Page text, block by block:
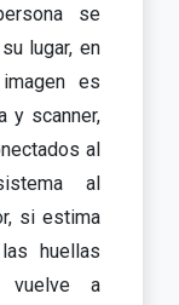
se
lugar, en
es
y scanner,
al
al
si estima
huellas
vuelve a